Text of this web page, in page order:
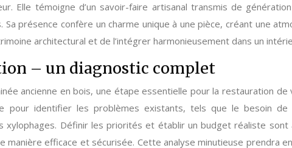
Elle témoigne d’un savoir-faire artisanal transmis de
présence confère un charme unique à une pièce, créant une
architectural et de l’intégrer harmonieusement dans un
– un diagnostic complet
ancienne en bois, une étape essentielle pour la restauration
pour identifier les problèmes existants, tels que le besoin
Définir les priorités et établir un budget réaliste sont
efficace et sécurisée. Cette analyse minutieuse prendra